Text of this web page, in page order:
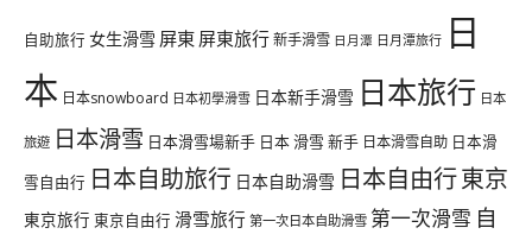
自助旅行 女生滑雪 屏東 屏東旅行新手滑雪 日月潭 日月潭旅行 日
本 日本snowboard 日本初學滑雪 日本新手滑雪 日本旅行 日本
旅遊 日本滑雪 日本滑雪場新手 日本 滑雪 新手 日本滑雪自助 日本滑
雪自由行 日本自助旅行 日本自助滑雪 日本自由行東京
東京旅行 東京自由行 滑雪旅行 第一次日本自助滑雪 第一次滑雪 自